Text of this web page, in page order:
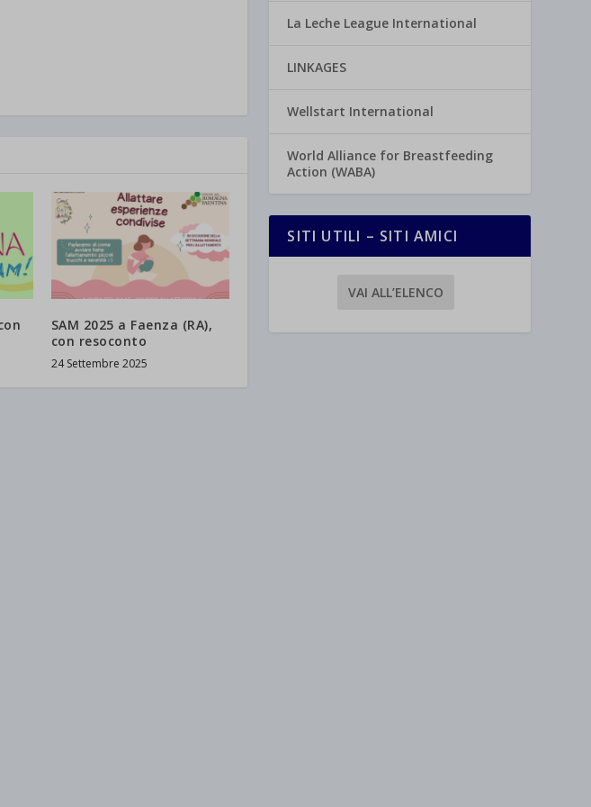
SAM 2025 a Faenza (RA),
con resoconto
24 Settembre 2025
La Leche League International
LINKAGES
Wellstart International
World Alliance for Breastfeeding
Action (WABA)
SITI UTILI – SITI AMICI
VAI ALL’ELENCO